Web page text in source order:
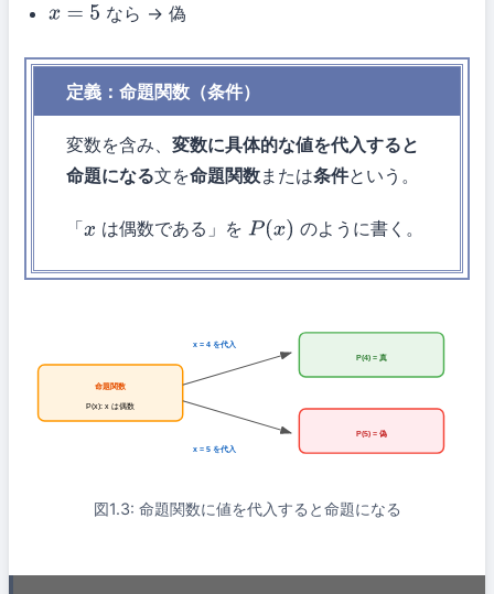
x=5 なら → 偽
定義：命題関数（条件）
変数を含み、 変数に具体的な値を代入すると
命題になる文を命題関数または条件という。
「x は偶数である」をP(x) のように書く。
命題関数
P(x): x は偶数
x = 4 を代入
x = 5 を代入
P(4) = 真
P(5) = 偽
図1.3: 命題関数に値を代入すると命題になる